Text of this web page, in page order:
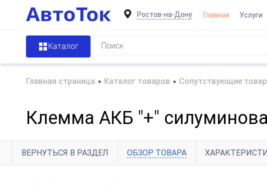
Ростов-на-Дону Главная Услуги
Каталог
Главная страница • Каталог товаров • Сопутствующие
Клемма АКБ "+"
ВЕРНУТЬСЯ В РАЗДЕЛ ОБЗОР ТОВАРА